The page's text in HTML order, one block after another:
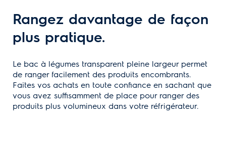
Rangez davantage de façon
plus pratique.
Le bac à légumes transparent pleine largeur permet
de ranger facilement des produits encombrants.
Faites vos achats en toute confiance en sachant que
vous avez suffisamment de place pour ranger des
produits plus volumineux dans votre réfrigérateur.